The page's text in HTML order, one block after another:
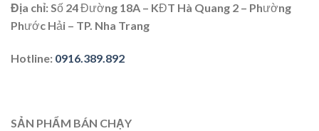
Địa chỉ: Số 24 Đường 18A – KĐT Hà Quang 2 – Phường
Phước Hải – TP. Nha Trang
Hotline: 0916.389.892
SẢN PHẨM BÁN CHẠY